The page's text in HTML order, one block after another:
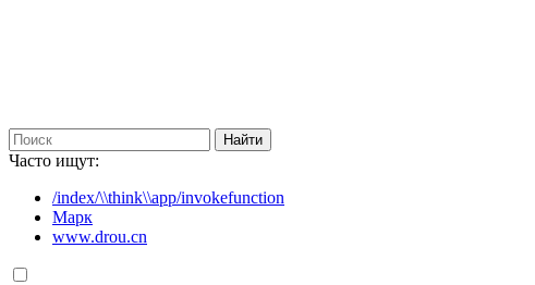
Часто ищут:
/index/\\think\\app/invokefunction
Марк
www.drou.cn